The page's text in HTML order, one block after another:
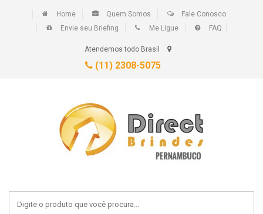
Home Quem Somos
Fale Conosco
Envie seu Briefing
Me Ligue FAQ
Atendemos todo Brasil
(11) 2308-5075